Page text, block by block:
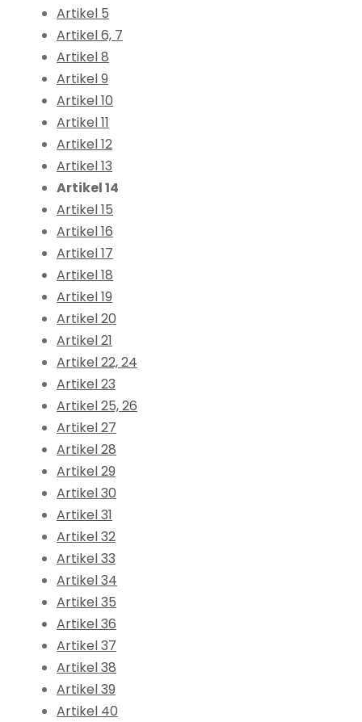
Artikel 5
Artikel 6, 7
Artikel 8
Artikel 9
Artikel 10
Artikel 11
Artikel 12
Artikel 13
Artikel 14
Artikel 15
Artikel 16
Artikel 17
Artikel 18
Artikel 19
Artikel 20
Artikel 21
Artikel 22, 24
Artikel 23
Artikel 25, 26
Artikel 27
Artikel 28
Artikel 29
Artikel 30
Artikel 31
Artikel 32
Artikel 33
Artikel 34
Artikel 35
Artikel 36
Artikel 37
Artikel 38
Artikel 39
Artikel 40